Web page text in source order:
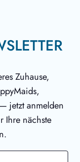
Zuhause,
jetzt anmelden
Ihre nächste